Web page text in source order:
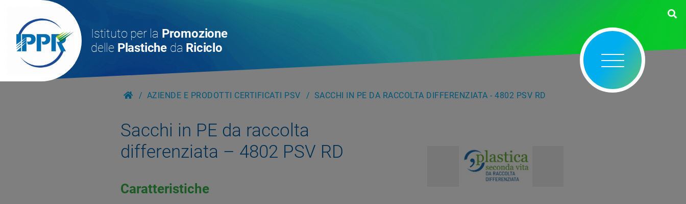
Istituto per la Promozione
delle Plastiche da Riciclo
AZIENDE E PRODOTTI CERTIFICATI PSV SACCHI IN PE DA RACCOLTA DIFFERENZIATA - 4802 PSV RD
Sacchi in PE da raccolta
differenziata – 4802 PSV RD
Caratteristiche